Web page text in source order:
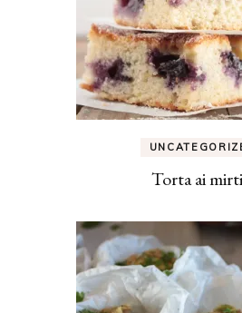
Torta ai